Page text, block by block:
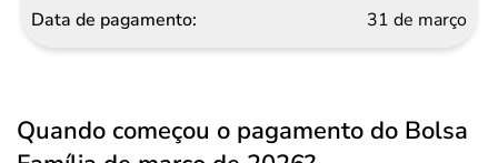
31 de março
Quando começou o pagamento do Bolsa